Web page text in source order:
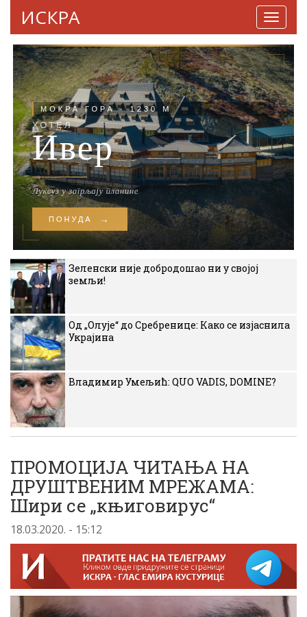
ИСКРА
Зеленски није добродошао ни у својој
земљи!
Од „Олује“ до Сребренице: Како се изјаснила
Украјина
Владимир Умељић: QUO VADIS, DOMINE?
ПРОМОЦИЈА ЧИТАЊА НА
ДРУШТВЕНИМ МРЕЖАМА:
Шири се „књиговирус“
18.03.2020. - 15:12